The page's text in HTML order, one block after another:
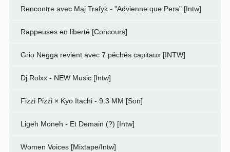
Rencontre avec Maj Trafyk - "Advienne que Pera" [Intw]
Rappeuses en liberté [Concours]
Grio Negga revient avec 7 péchés capitaux [INTW]
Dj Rolxx - NEW Music [Intw]
Fizzi Pizzi × Kyo Itachi - 9.3 MM [Son]
Ligeh Moneh - Et Demain (?) [Intw]
Women Voices [Mixtape/Intw]